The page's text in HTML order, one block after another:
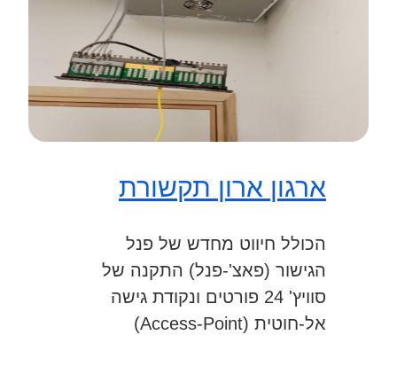
ארגון ארון תקשורת
הכולל חיווט מחדש של פנל
הגישור (פאצ'-פנל) התקנה של
סוויץ' 24 פורטים ונקודת גישה
אל-חוטית (Access-Point)